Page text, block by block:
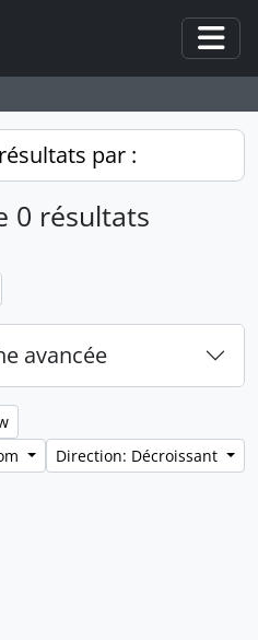
par :
0 résultats
avancée
Direction: Décroissant